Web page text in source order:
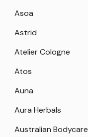
Asoa
Astrid
Atelier Cologne
Atos
Auna
Aura Herbals
Australian Bodycare